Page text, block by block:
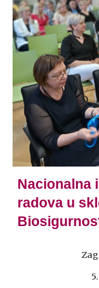
Nacionalna
radova u